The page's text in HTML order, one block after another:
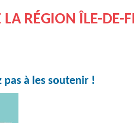
RÉGION ÎLE-DE-
à les soutenir !